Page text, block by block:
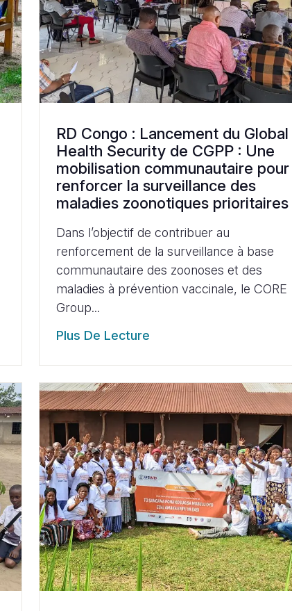
RD Congo : Lancement du Global
Health Security de CGPP : Une
mobilisation communautaire pour
renforcer la surveillance des
maladies zoonotiques prioritaires
Dans l’objectif de contribuer au
renforcement de la surveillance à base
communautaire des zoonoses et des
maladies à prévention vaccinale, le CORE
Group...
Plus De Lecture